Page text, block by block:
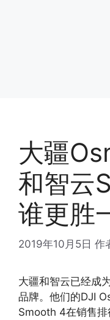
大疆
和智云
谁更胜
2019年10月5日 作
大疆和智云已经成
品牌。他们的DJI
Smooth 4在销售排